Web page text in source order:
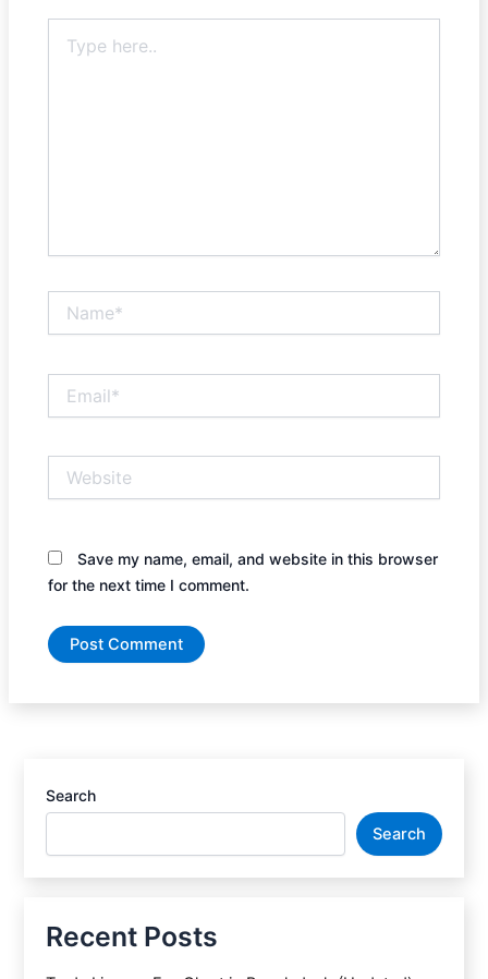
here..
Save my name, email, and website in this browser
for the next time I comment.
Search
Search
Recent Posts